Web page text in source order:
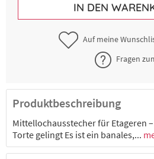
IN DEN
Auf meine
Fragen
Produktbeschreibung
Mittellochausstecher für Etageren
Torte gelingt Es ist ein banales,...